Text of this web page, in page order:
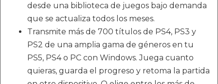
desde una biblioteca de juegos bajo demanda
que se actualiza todos los meses.
Transmite más de 700 títulos de PS4, PS3 y
PS2 de una amplia gama de géneros en tu
PS5, PS4 o PC con Windows. Juega cuanto
quieras, guarda el progreso y retoma la partida